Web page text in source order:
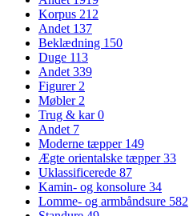
Korpus 212
Andet 137
Beklædning 150
Duge 113
Andet339
Figurer2
Møbler2
Trug & kar0
Andet 7
Moderne tæpper 149
Ægte orientalske tæpper33
Uklassificerede 87
Kamin- og konsolure 34
Lomme- og armbåndsure 582